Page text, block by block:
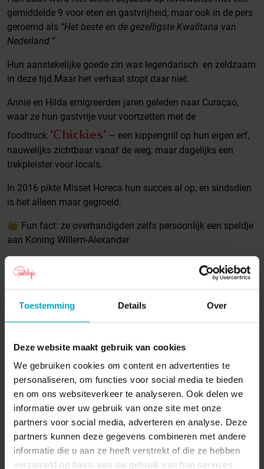
Toestemming Details Over
Deze website maakt gebruik van cookies
We gebruiken cookies om content en advertenties te
personaliseren, om functies voor social media te bieden
en om ons websiteverkeer te analyseren. Ook delen we
informatie over uw gebruik van onze site met onze
partners voor social media, adverteren en analyse. Deze
partners kunnen deze gegevens combineren met andere
informatie die u aan ze heeft verstrekt of die ze hebben
verzameld op basis van uw gebruik van hun services.
gemiddelde 9 voor eten en gastvrijheid, maar ook in de pers
geroemd als “Het beste en de gezelligste Kwalitaria van
Nederland.”
Hun aanstekelijke goede zin was legendarisch en zeldzaam
in deze tijd.Maar het verhaal stopt daar niet.
Annie en Hilda emigreerden jaren geleden naar Curaçao,
waar ze hun gastvrije vuur voortzetten met de
foodtruck ‘Chickies’ – een kippengrill op hun eigen erf,
nauwelijks zichtbaar vanaf de weg, maar dagelijks een
trekpleister voor locals.
In 2016 pikte Misset Horeca hun succes al op, en sindsdien
is het alleen maar gegroeid.
👑 Fun fact: ze overhandigden zelfs persoonlijk een speldje
aan Koning Willem-Alexander.
Ze vertellen bij
waarom ze ooit een plek
kregen in het boek
van Magda Berman en
Nederland bracht. Luister je mee naar dit warme,
inspirerende verhaal vol kip, koninklijke momenten en
11-11-2025
Pagina delen: